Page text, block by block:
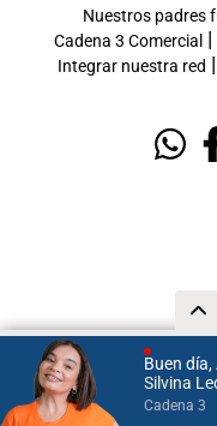
Buen
Silvina
Cadena 3
Nuestros padres
Cadena 3 Comercial |
Integrar nuestra red |